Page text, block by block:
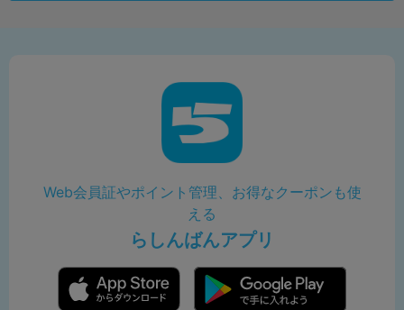
Web会員証やポイント管理、お得なクーポンも使
える
らしんばんアプリ